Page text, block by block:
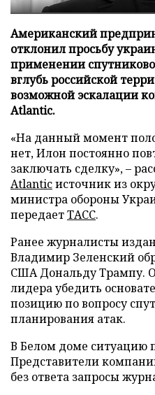
Американский
отклонил просьбу
применении
вглубь российской
возможной эскалации
Atlantic.
«На данный момент
нет, Илон постоянно
заключать сделку», –
Atlanticисточник из
министра обороны
передаетТАСС.
Ранее журналисты
Владимир Зеленский
США Дональду Трампу.
лидера убедить
позицию по вопросу
планирования атак.
В Белом доме ситуацию
Представители
без ответа запросы